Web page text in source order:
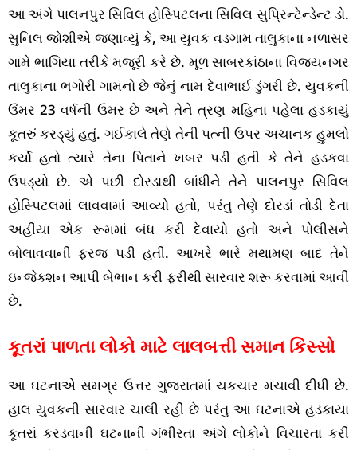
આ અંગે પાલનપુર સિવિલ હોસ્પિટલના સિવિલ સુપ્રિન્ટેન્ડેન્ટ ડો.
સુનિલ જોશીએ જણાવ્યું કે, આ યુવક વડગામ તાલુકાના નળાસર
ગામે ભાગિયા તરીકે મજૂરી કરે છે. મૂળ સાબરકાંઠાના વિજયનગર
તાલુકાના ભગોરી ગામનો છે જેનું નામ દેવાભાઈ ડુંગરી છે. યુવકની
ઉંમર 23 વર્ષની ઉમર છે અને તેને ત્રણ મહિના પહેલા હડકાયું
કૂતરું કરડ્યું હતું. ગઈકાલે તેણે તેની પત્ની ઉપર અચાનક હુમલો
કર્યો હતો ત્યારે તેના પિતાને ખબર પડી હતી કે તેને હડકવા
ઉપડ્યો છે. એ પછી દોરડાથી બાંધીને તેને પાલનપુર સિવિલ
હોસ્પિટલમાં લાવવામાં આવ્યો હતો, પરંતુ તેણે દોરડાં તોડી દેતા
અહીંયા એક રૂમમાં બંધ કરી દેવાયો હતો અને પોલીસને
બોલાવવાની ફરજ પડી હતી. આખરે ભારે મથામણ બાદ તેને
ઇન્જેક્શન આપી બેભાન કરી ફરીથી સારવાર શરૂ કરવામાં આવી
છે.
કૂતરાં પાળતા લોકો માટે લાલબત્તી સમાન કિસ્સો
આ ઘટનાએ સમગ્ર ઉત્તર ગુજરાતમાં ચકચાર મચાવી દીધી છે.
હાલ યુવકની સારવાર ચાલી રહી છે પરંતુ આ ઘટનાએ હડકાયા
કૂતરાં કરડવાની ઘટનાની ગંભીરતા અંગે લોકોને વિચારતા કરી